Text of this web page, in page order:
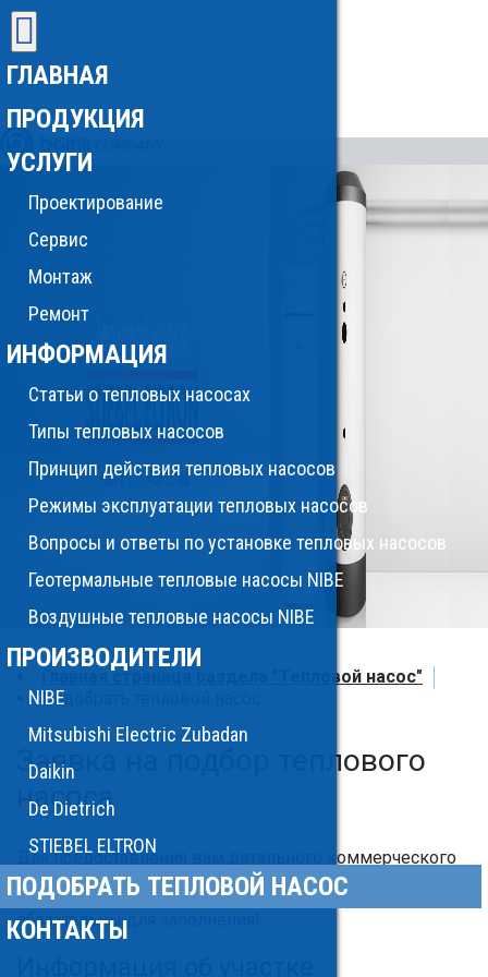
ГЛАВНАЯ
ПРОДУКЦИЯ
УСЛУГИ
Проектирование
Сервис
Монтаж
Ремонт
ИНФОРМАЦИЯ
Статьи о тепловых насосах
Типы тепловых насосов
Принцип действия тепловых насосов
Режимы эксплуатации тепловых насосов
Вопросы и ответы по установке тепловых насосов
Геотермальные тепловые насосы NIBE
Воздушные тепловые насосы NIBE
ПРОИЗВОДИТЕЛИ
NIBE
Mitsubishi Electric Zubadan
Daikin
De Dietrich
STIEBEL ELTRON
ПОДОБРАТЬ ТЕПЛОВОЙ НАСОС
КОНТАКТЫ
Главная страница раздела "Тепловой насос"
Подобрать тепловой насос
Заявка на подбор теплового
насоса
Для предоставления вам детального коммерческого
предложения просим вас заполнить и отослать
нижепреведенную форму. Поля, отмеченные *,
обязательны для заполнения!